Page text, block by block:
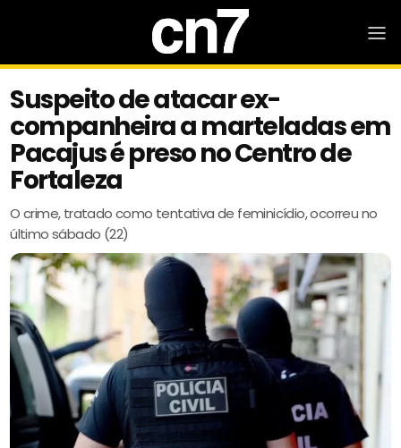
Suspeito de atacar ex-
companheira a marteladas em
Pacajus é preso no Centro de
Fortaleza
O crime, tratado como tentativa de feminicídio, ocorreu no
último sábado (22)